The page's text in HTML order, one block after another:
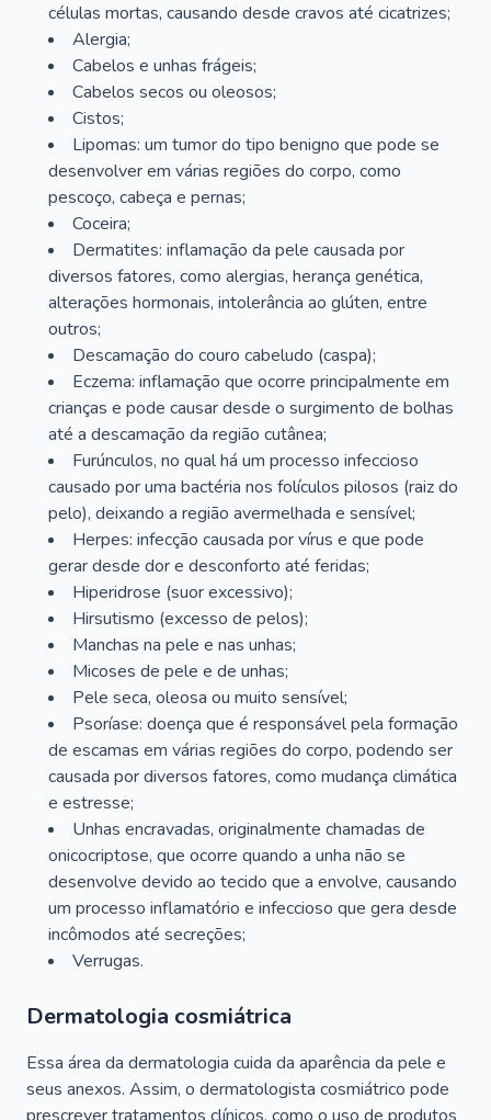
células mortas, causando desde cravos até cicatrizes;
Alergia;
Cabelos e unhas frágeis;
Cabelos secos ou oleosos;
Cistos;
Lipomas: um tumor do tipo benigno que pode se
desenvolver em várias regiões do corpo, como
pescoço, cabeça e pernas;
Coceira;
Dermatites: inflamação da pele causada por
diversos fatores, como alergias, herança genética,
alterações hormonais, intolerância ao glúten, entre
outros;
Descamação do couro cabeludo (caspa);
Eczema: inflamação que ocorre principalmente em
crianças e pode causar desde o surgimento de bolhas
até a descamação da região cutânea;
Furúnculos, no qual há um processo infeccioso
causado por uma bactéria nos folículos pilosos (raiz do
pelo), deixando a região avermelhada e sensível;
Herpes: infecção causada por vírus e que pode
gerar desde dor e desconforto até feridas;
Hiperidrose (suor excessivo);
Hirsutismo (excesso de pelos);
Manchas na pele e nas unhas;
Micoses de pele e de unhas;
Pele seca, oleosa ou muito sensível;
Psoríase: doença que é responsável pela formação
de escamas em várias regiões do corpo, podendo ser
causada por diversos fatores, como mudança climática
e estresse;
Unhas encravadas, originalmente chamadas de
onicocriptose, que ocorre quando a unha não se
desenvolve devido ao tecido que a envolve, causando
um processo inflamatório e infeccioso que gera desde
incômodos até secreções;
Verrugas.
Dermatologia cosmiátrica
Essa área da dermatologia cuida da aparência da pele e
seus anexos. Assim, o dermatologista cosmiátrico pode